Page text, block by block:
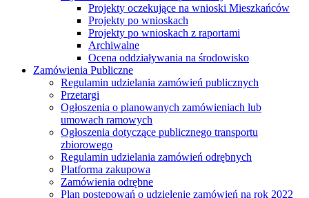
Projekty oczekujące na wnioski Mieszkańców
Projekty po wnioskach
Projekty po wnioskach z raportami
Archiwalne
Ocena oddziaływania na środowisko
Zamówienia Publiczne
Regulamin udzielania zamówień publicznych
Przetargi
Ogłoszenia o planowanych zamówieniach lub
umowach ramowych
Ogłoszenia dotyczące publicznego transportu
zbiorowego
Regulamin udzielania zamówień odrębnych
Platforma zakupowa
Zamówienia odrębne
Plan postępowań o udzielenie zamówień na rok 2022